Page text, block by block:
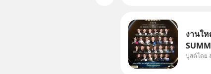
งานใ
บูสต์โดย